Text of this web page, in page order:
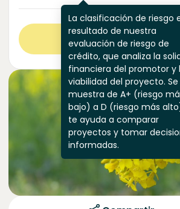
La clasificación de riesgo
resultado de nuestra
evaluación de riesgo de
crédito, que analiza la
financiera del promotor y
viabilidad del proyecto. Se
muestra de A+ (riesgo
bajo) a D (riesgo más
te ayuda a comparar
proyectos y tomar
informadas.
Ver más